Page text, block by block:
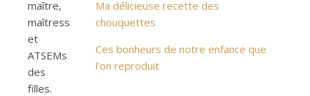
maître,
maîtresses
et
ATSEMs
des
filles.
Ma délicieuse recette des
chouquettes
Ces bonheurs de notre enfance que
l’on reproduit